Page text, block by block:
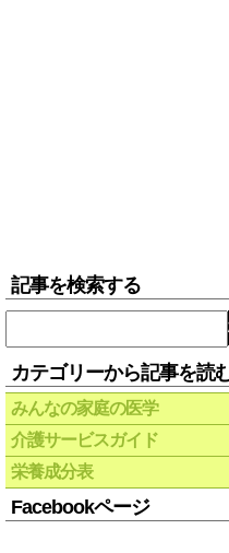
記事を検索する
カテゴリーから記事を読
みんなの家庭の医学
介護サービスガイド
栄養成分表
Facebookページ